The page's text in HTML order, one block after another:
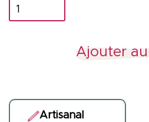
quantité
Ajouter
Artisanal